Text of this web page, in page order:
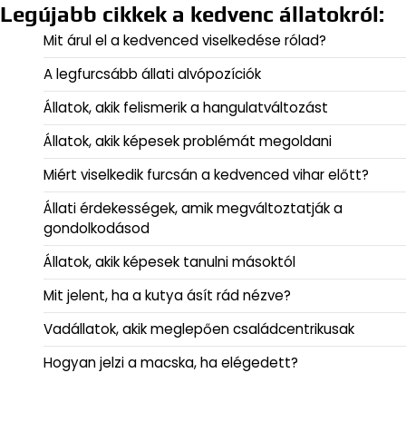
Legújabb cikkek a kedvenc állatokról:
Mit árul el a kedvenced viselkedése rólad?
A legfurcsább állati alvópozíciók
Állatok, akik felismerik a hangulatváltozást
Állatok, akik képesek problémát megoldani
Miért viselkedik furcsán a kedvenced vihar előtt?
Állati érdekességek, amik megváltoztatják a
gondolkodásod
Állatok, akik képesek tanulni másoktól
Mit jelent, ha a kutya ásít rád nézve?
Vadállatok, akik meglepően családcentrikusak
Hogyan jelzi a macska, ha elégedett?